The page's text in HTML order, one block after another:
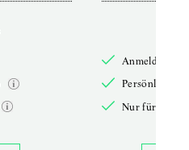
Anmelden
Persönliche
Nur für